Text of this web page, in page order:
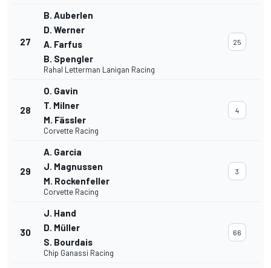
27
B. Auberlen
D. Werner
A. Farfus
B. Spengler
Rahal Letterman Lanigan Racing
25
28
O. Gavin
T. Milner
M. Fässler
Corvette Racing
4
29
A. Garcia
J. Magnussen
M. Rockenfeller
Corvette Racing
3
30
J. Hand
D. Müller
S. Bourdais
Chip Ganassi Racing
66